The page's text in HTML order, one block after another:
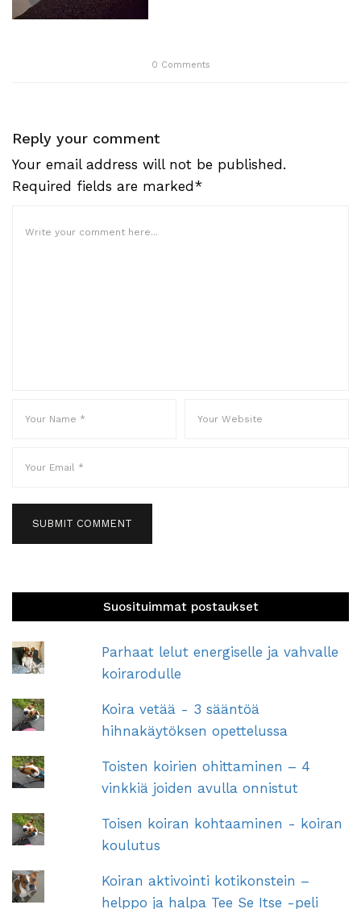
0 Comments
Reply your comment
Your email address will not be published.
Required fields are marked*
Suosituimmat postaukset
Parhaat lelut energiselle ja vahvalle
koirarodulle
Koira vetää - 3 sääntöä
hihnakäytöksen opettelussa
Toisten koirien ohittaminen – 4
vinkkiä joiden avulla onnistut
Toisen koiran kohtaaminen - koiran
koulutus
Koiran aktivointi kotikonstein –
helppo ja halpa Tee Se Itse -peli